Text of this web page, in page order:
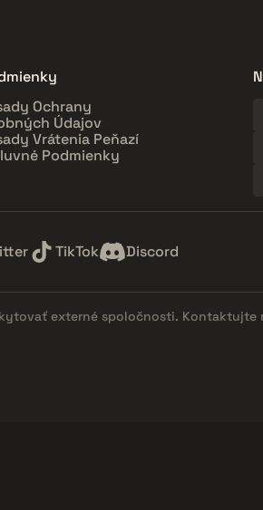
Ochrany
Údajov
Vrátenia Peňazí
Podmienky
TikTok Discord
externé spoločnosti. Kontaktujte